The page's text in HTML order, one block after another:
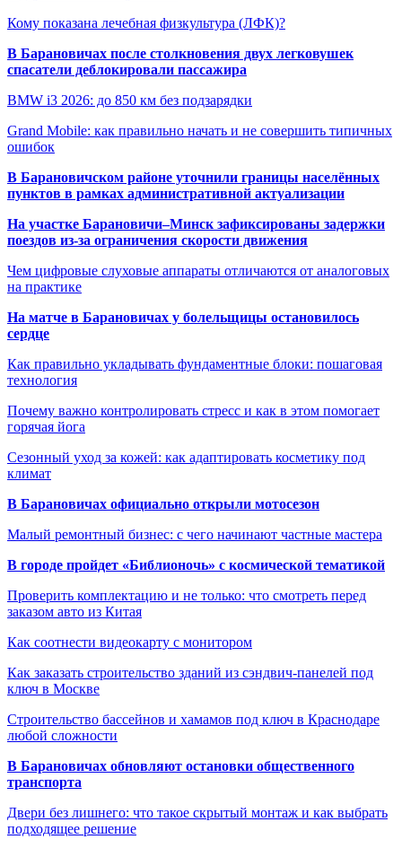
Кому показана лечебная физкультура (ЛФК)?
В Барановичах после столкновения двух легковушек
спасатели деблокировали пассажира
BMW i3 2026: до 850 км без подзарядки
Grand Mobile: как правильно начать и не совершить типичных
ошибок
В Барановичском районе уточнили границы населённых
пунктов в рамках административной актуализации
На участке Барановичи–Минск зафиксированы задержки
поездов из-за ограничения скорости движения
Чем цифровые слуховые аппараты отличаются от аналоговых
на практике
На матче в Барановичах у болельщицы остановилось
сердце
Как правильно укладывать фундаментные блоки: пошаговая
технология
Почему важно контролировать стресс и как в этом помогает
горячая йога
Сезонный уход за кожей: как адаптировать косметику под
климат
В Барановичах официально открыли мотосезон
Малый ремонтный бизнес: с чего начинают частные мастера
В городе пройдет «Библионочь» с космической тематикой
Проверить комплектацию и не только: что смотреть перед
заказом авто из Китая
Как соотнести видеокарту с монитором
Как заказать строительство зданий из сэндвич-панелей под
ключ в Москве
Строительство бассейнов и хамамов под ключ в Краснодаре
любой сложности
В Барановичах обновляют остановки общественного
транспорта
Двери без лишнего: что такое скрытый монтаж и как выбрать
подходящее решение